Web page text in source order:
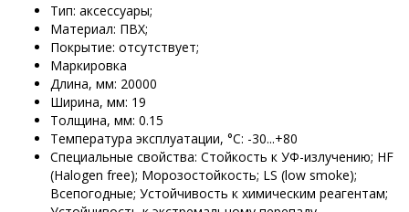
Тип: аксессуары;
Материал: ПВХ;
Покрытие: отсутствует;
Маркировка
Длина, мм: 20000
Ширина, мм: 19
Толщина, мм: 0.15
Температура эксплуатации, °C: -30...+80
Специальные свойства: Стойкость к УФ-излучению; HF
(Halogen free); Морозостойкость; LS (low smoke);
Всепогодные; Устойчивость к химическим реагентам;